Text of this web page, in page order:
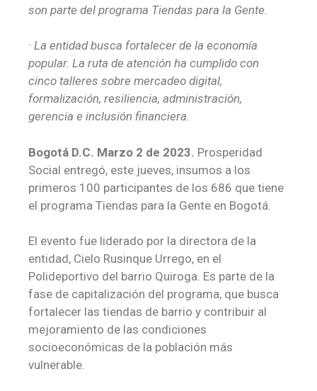
son parte del programa Tiendas para la Gente.
· La entidad busca fortalecer de la economía
popular. La ruta de atención ha cumplido con
cinco talleres sobre mercadeo digital,
formalización, resiliencia, administración,
gerencia e inclusión financiera.
Bogotá D.C. Marzo 2 de 2023. Prosperidad
Social entregó, este jueves, insumos a los
primeros 100 participantes de los 686 que tiene
el programa Tiendas para la Gente en Bogotá.
El evento fue liderado por la directora de la
entidad, Cielo Rusinque Urrego, en el
Polideportivo del barrio Quiroga. Es parte de la
fase de capitalización del programa, que busca
fortalecer las tiendas de barrio y contribuir al
mejoramiento de las condiciones
socioeconómicas de la población más
vulnerable.